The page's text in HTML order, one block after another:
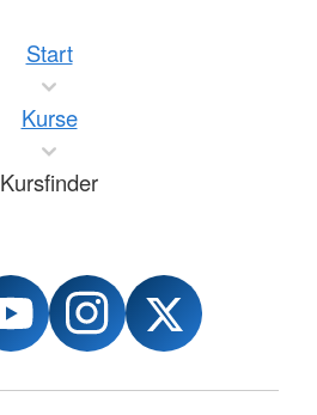
Start
Kurse
Kursfinder